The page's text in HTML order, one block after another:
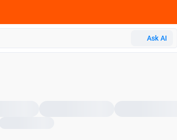
Ask AI